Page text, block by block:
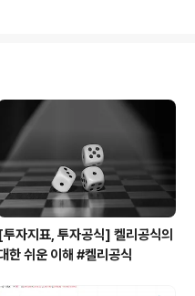
유가 주어
고 신중하
감을 내보였
다. 실제로
이자가 실
[투자지표, 투자공식] 켈리공식의
한 쉬운 이해 #켈리공식